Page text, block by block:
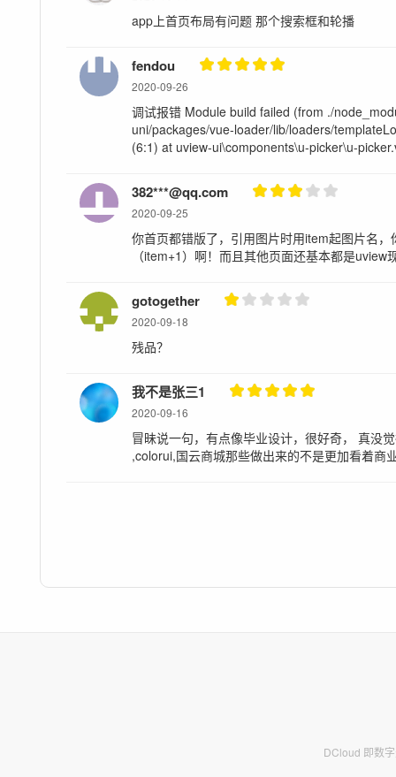
app上首页布局有问题 那个搜索框和轮播
fendou
2020-09-26
调试报错 Module build failed (from ./
uni/packages/vue-loader/lib/loaders/
(6:1) at uview-ui\components\u-picker\u-
382***@qq.com
2020-09-25
你首页都错版了，引用图片时用item起图片名
（item+1）啊！而且其他页面还基本都是uview
gotogether
2020-09-18
残品？
我不是张三1
2020-09-16
冒昧说一句，有点像毕业设计，很好奇， 真没
,colorui,国云商城那些做出来的不是更加看着商
DCloud 即数